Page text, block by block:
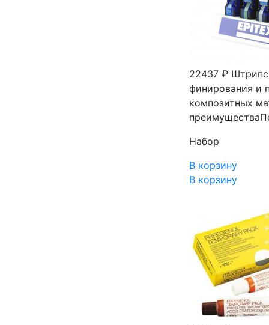
22437 ₽
финирования и
композитных
Набор
В корзину
В корзину